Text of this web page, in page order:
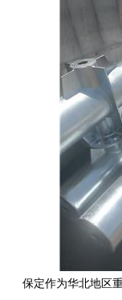
保定作为华北地区